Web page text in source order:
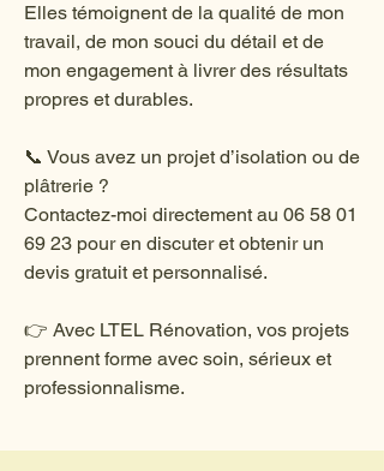
Elles témoignent de la qualité de mon
travail, de mon souci du détail et de
mon engagement à livrer des résultats
propres et durables.
📞 Vous avez un projet d’isolation ou de
plâtrerie ?
Contactez-moi directement au 06 58 01
69 23 pour en discuter et obtenir un
devis gratuit et personnalisé.
👉 Avec LTEL Rénovation, vos projets
prennent forme avec soin, sérieux et
professionnalisme.